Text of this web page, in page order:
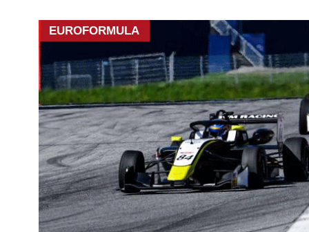
EUROFORMULA